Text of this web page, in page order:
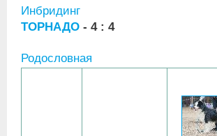
Инбридинг
ТОРНАДО - 4 : 4
Родословная